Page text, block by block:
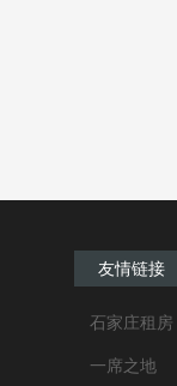
友情链接
石家庄租房
一席之地